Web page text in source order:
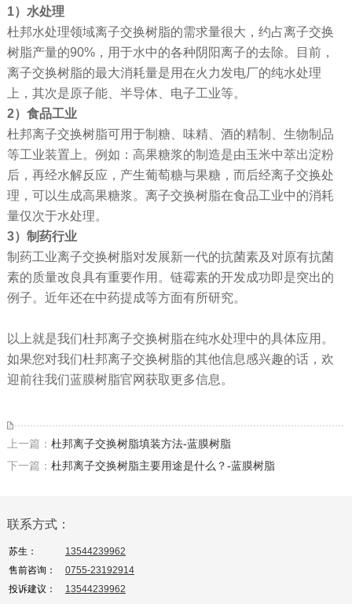
1）水处理
杜邦水处理领域离子交换树脂的需求量很大，约占离子交换
树脂产量的90%，用于水中的各种阴阳离子的去除。目前，
离子交换树脂的最大消耗量是用在火力发电厂的纯水处理
上，其次是原子能、半导体、电子工业等。
2）食品工业
杜邦离子交换树脂可用于制糖、味精、酒的精制、生物制品
等工业装置上。例如：高果糖浆的制造是由玉米中萃出淀粉
后，再经水解反应，产生葡萄糖与果糖，而后经离子交换处
理，可以生成高果糖浆。离子交换树脂在食品工业中的消耗
量仅次于水处理。
3）制药行业
制药工业离子交换树脂对发展新一代的抗菌素及对原有抗菌
素的质量改良具有重要作用。链霉素的开发成功即是突出的
例子。近年还在中药提成等方面有所研究。
以上就是我们杜邦离子交换树脂在纯水处理中的具体应用。
如果您对我们杜邦离子交换树脂的其他信息感兴趣的话，欢
迎前往我们蓝膜树脂官网获取更多信息。
上一篇： 杜邦离子交换树脂填装方法-蓝膜树脂
下一篇： 杜邦离子交换树脂主要用途是什么？-蓝膜树脂
联系方式：
苏生：
13544239962
售前咨询：
0755-23192914
投诉建议：
13544239962